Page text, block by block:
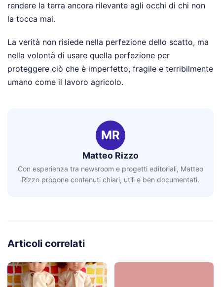
rendere la terra ancora rilevante agli occhi di chi non
la tocca mai.
La verità non risiede nella perfezione dello scatto, ma
nella volontà di usare quella perfezione per
proteggere ciò che è imperfetto, fragile e terribilmente
umano come il lavoro agricolo.
MR
Matteo Rizzo
Con esperienza tra newsroom e progetti editoriali, Matteo
Rizzo propone contenuti chiari, utili e ben documentati.
Articoli correlati